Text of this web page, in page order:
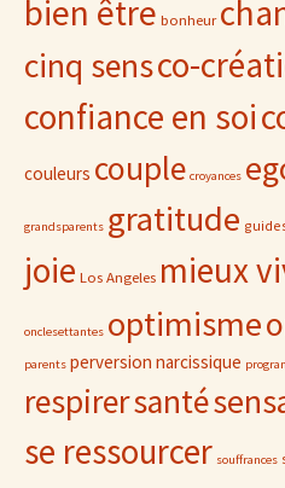
bien être bonheur
cinq sensco-
confiance en soi
couleurs couple croyances
grandsparents gratitude
joie Los Angeles mieux
onclesettantes optimisme
parents perversion narcissique
respirersanté
se ressourcer souffrances